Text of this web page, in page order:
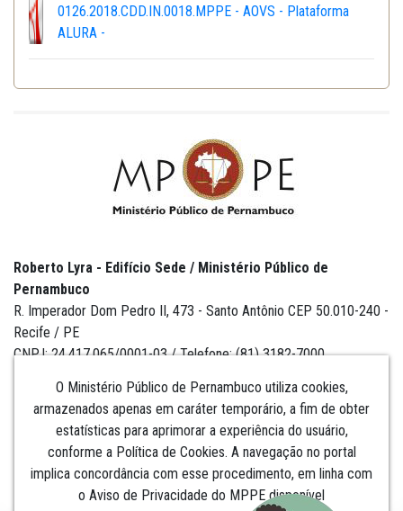
0126.2018.CDD.IN.0018.MPPE - AOVS - Plataforma
ALURA -
O Ministério Público de Pernambuco utiliza cookies,
armazenados apenas em caráter temporário, a fim de obter
estatísticas para aprimorar a experiência do usuário,
conforme a Política de Cookies. A navegação no portal
implica concordância com esse procedimento, em linha com
o Aviso de Privacidade do MPPE disponível
Roberto Lyra - Edifício Sede / Ministério Público de
Pernambuco
R. Imperador Dom Pedro II, 473 - Santo Antônio CEP 50.010-240 -
Recife / PE
CNPJ: 24.417.065/0001-03 / Telefone: (81) 3182-7000
Institucional
Comunicação